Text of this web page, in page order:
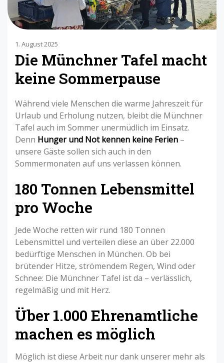
1. August 2025
Die Münchner Tafel macht
keine Sommerpause
Während viele Menschen die warme Jahreszeit für
Urlaub und Erholung nutzen, bleibt die Münchner
Tafel auch im Sommer unermüdlich im Einsatz.
Denn Hunger und Not kennen keine Ferien –
unsere Gäste sollen sich auch in den
Sommermonaten auf uns verlassen können.
180 Tonnen Lebensmittel
pro Woche
Jede Woche retten wir rund 180 Tonnen
Lebensmittel und verteilen diese an über 22.000
bedürftige Menschen in München. Ob bei
brütender Hitze, strömendem Regen, Wind oder
Schnee: Die Münchner Tafel ist da – verlässlich,
regelmäßig und mit Herz.
Über 1.000 Ehrenamtliche
machen es möglich
Möglich ist diese Arbeit nur dank unserer mehr als